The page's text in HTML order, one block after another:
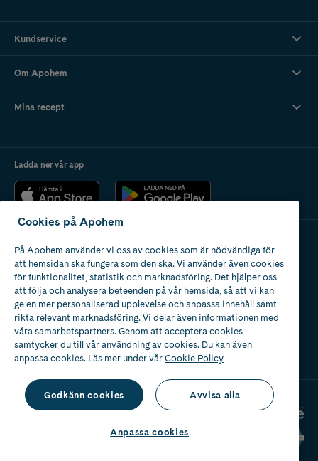
Kundservice
Om Apohem
Mina recept
Ladda ner vår app
Apotek med tillstånd
av Läkemedelsverket
2024
Cookies på Apohem
På Apohem använder vi oss av cookies som är nödvändiga för
att hemsidan ska fungera som den ska. Vi använder även cookies
för funktionalitet, statistik och marknadsföring. Det hjälper oss
att följa och analysera beteenden på vår hemsida, så att vi kan
ge en mer personaliserad upplevelse och anpassa innehåll samt
rikta relevant marknadsföring. Vi delar även informationen med
våra samarbetspartners. Genom att acceptera cookies
samtycker du till vår användning av cookies. Du kan även
anpassa cookies. Läs mer under vårCookie Policy
Godkänn cookies Avvisa alla
Anpassa cookies